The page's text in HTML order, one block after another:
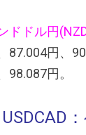
ドドル円
87.004円、
98.087円。